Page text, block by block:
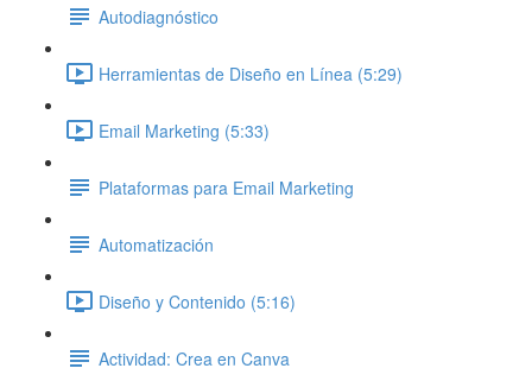
Autodiagnóstico
Herramientas de Diseño en Línea (5:29)
Email Marketing (5:33)
Plataformas para Email Marketing
Automatización
Diseño y Contenido (5:16)
Actividad: Crea en Canva